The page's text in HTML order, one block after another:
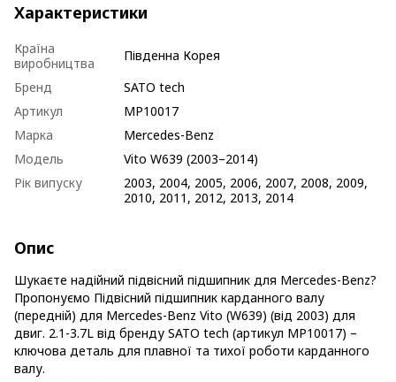
Характеристики
Країна
виробництва
Південна Корея
Бренд
SATO tech
Артикул
MP10017
Марка
Mercedes-Benz
Модель
Vito W639 (2003–2014)
Рік випуску
2003, 2004, 2005, 2006, 2007, 2008, 2009,
2010, 2011, 2012, 2013, 2014
Опис
Шукаєте надійний підвісний підшипник для Mercedes-Benz?
Пропонуємо Підвісний підшипник карданного валу
(передній) для Mercedes-Benz Vito (W639) (від 2003) для
двиг. 2.1-3.7L від бренду SATO tech (артикул MP10017) –
ключова деталь для плавної та тихої роботи карданного
валу.